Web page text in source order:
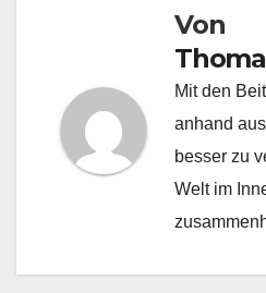
Von
Mit den
anhand
besser zu
Welt im